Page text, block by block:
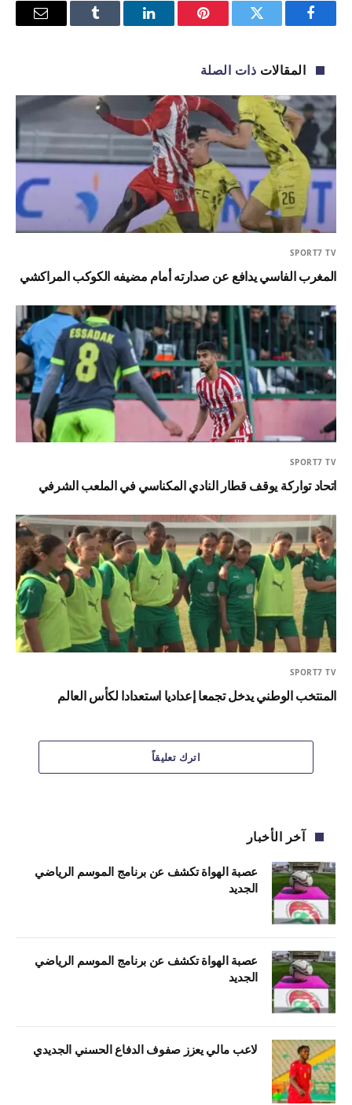
فيسبوك تويتر بينتيريستلينكدإن Tumblr
البريد
المقالات ذات الصلة
SPORT7 TV
المغرب الفاسي يدافع عن صدارته أمام مضيفه الكوكب المراكشي
SPORT7 TV
اتحاد تواركة يوقف قطار النادي المكناسي في الملعب الشرفي
SPORT7 TV
المنتخب الوطني يدخل تجمعا إعداديا استعدادا لكأس العالم
اترك تعليقاً
آخر الأخبار
عصبة الهواة تكشف عن برنامج الموسم الرياضي
الجديد
عصبة الهواة تكشف عن برنامج الموسم الرياضي
الجديد
لاعب مالي يعزز صفوف الدفاع الحسني الجديدي